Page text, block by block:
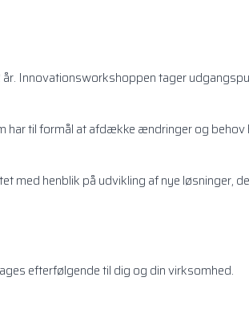
Innovationsworkshoppen tager
har til formål at afdække ændringer og behov
med henblik på udvikling af nye løsninger,
efterfølgende til dig og din virksomhed.